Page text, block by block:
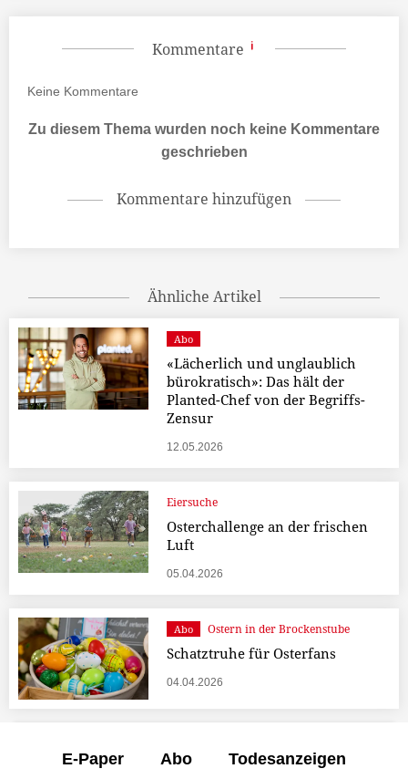
Kommentare
Keine Kommentare
Zu diesem Thema wurden noch keine Kommentare
geschrieben
Kommentare hinzufügen
Ähnliche Artikel
Abo
«Lächerlich und unglaublich
bürokratisch»: Das hält der
Planted-Chef von der Begriffs-
Zensur
12.05.2026
Eiersuche
Osterchallenge an der frischen
Luft
05.04.2026
Abo Ostern in der Brockenstube
Schatztruhe für Osterfans
04.04.2026
E-Paper Abo Todesanzeigen